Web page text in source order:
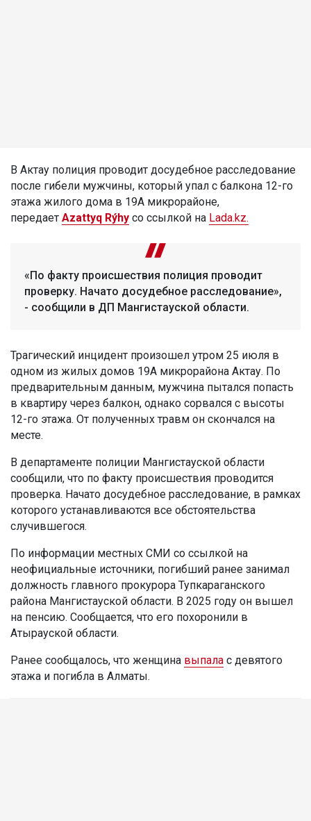
В Актау полиция проводит досудебное расследование
после гибели мужчины, который упал с балкона 12-го
этажа жилого дома в 19А микрорайоне,
передает Azattyq Rýhy со ссылкой на Lada.kz.
«По факту происшествия полиция проводит
проверку. Начато досудебное расследование»,
- сообщили в ДП Мангистауской области.
Трагический инцидент произошел утром 25 июля в
одном из жилых домов 19А микрорайона Актау. По
предварительным данным, мужчина пытался попасть
в квартиру через балкон, однако сорвался с высоты
12-го этажа. От полученных травм он скончался на
месте.
В департаменте полиции Мангистауской области
сообщили, что по факту происшествия проводится
проверка. Начато досудебное расследование, в рамках
которого устанавливаются все обстоятельства
случившегося.
По информации местных СМИ со ссылкой на
неофициальные источники, погибший ранее занимал
должность главного прокурора Тупкараганского
района Мангистауской области. В 2025 году он вышел
на пенсию. Сообщается, что его похоронили в
Атырауской области.
Ранее сообщалось, что женщина выпала с девятого
этажа и погибла в Алматы.